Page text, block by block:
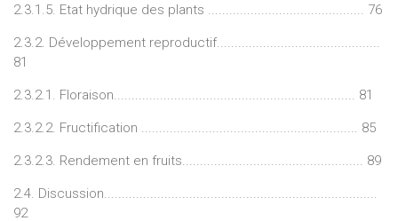
2.3.1.5. Etat hydrique des plants ............................................ 76
2.3.2. Développement reproductif..............................................
81
2.3.2.1. Floraison.................................................................... 81
2.3.2.2. Fructification ............................................................. 85
2.3.2.3. Rendement en fruits................................................... 89
2.4. Discussion.............................................................................
92